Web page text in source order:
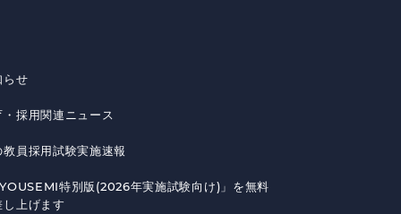
らせ
・採用関連ニュース
教員採用試験実施速報
特別版(2026年実施試験向け)」を無料
し上げます